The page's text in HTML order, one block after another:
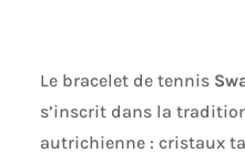
Le bracelet de tennis
s’inscrit dans la
autrichienne : cristaux